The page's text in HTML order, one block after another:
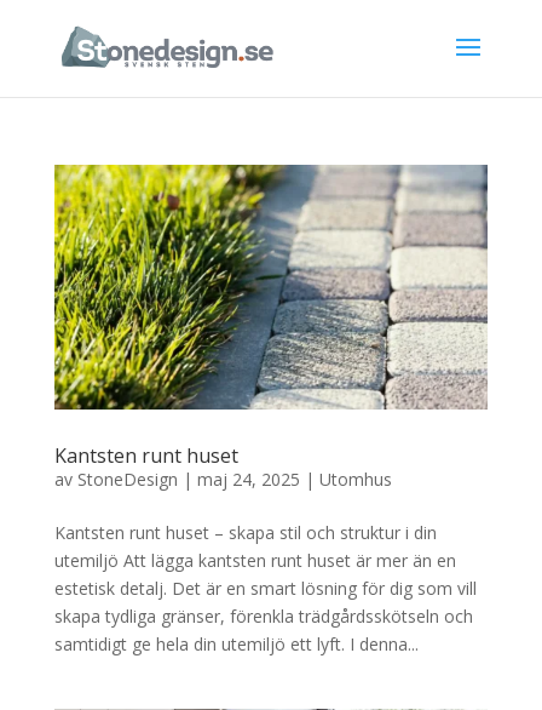
Kantsten runt huset
av StoneDesign | maj 24, 2025 | Utomhus
Kantsten runt huset – skapa stil och struktur i din
utemiljö Att lägga kantsten runt huset är mer än en
estetisk detalj. Det är en smart lösning för dig som vill
skapa tydliga gränser, förenkla trädgårdsskötseln och
samtidigt ge hela din utemiljö ett lyft. I denna...